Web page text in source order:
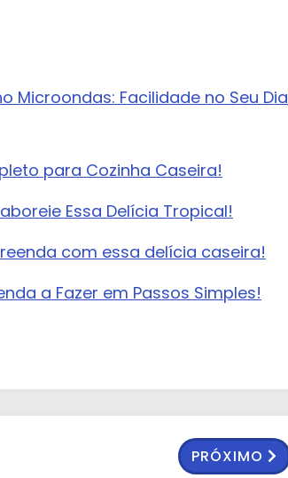
Microondas: Facilidade no Seu Dia
para Cozinha Caseira!
Essa Delícia Tropical!
com essa delícia caseira!
a Fazer em Passos Simples!
PRÓXIMO